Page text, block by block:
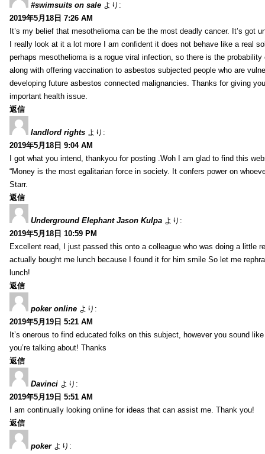
#swimsuits on sale より:
2019年5月18日 7:26 AM
It’s my belief that mesothelioma can be the most deadly cancer. It’s got
I really look at it a lot more I am confident it does not behave like a real
perhaps mesothelioma is a rogue viral infection, so there is the
along with offering vaccination to asbestos subjected people who are
developing future asbestos connected malignancies. Thanks for giving
important health issue.
返信
landlord rights より:
2019年5月18日 9:04 AM
I got what you intend, thankyou for posting .Woh I am glad to find this
“Money is the most egalitarian force in society. It confers power on
Starr.
返信
Underground Elephant Jason Kulpa より:
2019年5月18日 10:59 PM
Excellent read, I just passed this onto a colleague who was doing a little
actually bought me lunch because I found it for him smile So let me
lunch!
返信
poker online より:
2019年5月19日 5:21 AM
It’s onerous to find educated folks on this subject, however you sound
you’re talking about! Thanks
返信
Davinci より:
2019年5月19日 5:51 AM
I am continually looking online for ideas that can assist me. Thank you!
返信
poker より: